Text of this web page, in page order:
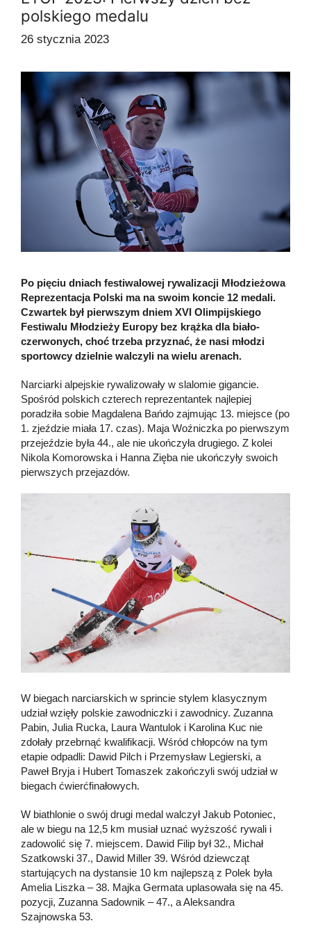
polskiego medalu
26 stycznia 2023
Po pięciu dniach festiwalowej rywalizacji Młodzieżowa
Reprezentacja Polski ma na swoim koncie 12 medali.
Czwartek był pierwszym dniem XVI Olimpijskiego
Festiwalu Młodzieży Europy bez krążka dla biało-
czerwonych, choć trzeba przyznać, że nasi młodzi
sportowcy dzielnie walczyli na wielu arenach.
Narciarki alpejskie rywalizowały w slalomie gigancie.
Spośród polskich czterech reprezentantek najlepiej
poradziła sobie Magdalena Bańdo zajmując 13. miejsce (po
1. zjeździe miała 17. czas). Maja Woźniczka po pierwszym
przejeździe była 44., ale nie ukończyła drugiego. Z kolei
Nikola Komorowska i Hanna Zięba nie ukończyły swoich
pierwszych przejazdów.
W biegach narciarskich w sprincie stylem klasycznym
udział wzięły polskie zawodniczki i zawodnicy. Zuzanna
Pabin, Julia Rucka, Laura Wantulok i Karolina Kuc nie
zdołały przebrnąć kwalifikacji. Wśród chłopców na tym
etapie odpadli: Dawid Pilch i Przemysław Legierski, a
Paweł Bryja i Hubert Tomaszek zakończyli swój udział w
biegach ćwierćfinałowych.
W biathlonie o swój drugi medal walczył Jakub Potoniec,
ale w biegu na 12,5 km musiał uznać wyższość rywali i
zadowolić się 7. miejscem. Dawid Filip był 32., Michał
Szatkowski 37., Dawid Miller 39. Wśród dziewcząt
startujących na dystansie 10 km najlepszą z Polek była
Amelia Liszka – 38. Majka Germata uplasowała się na 45.
pozycji, Zuzanna Sadownik – 47., a Aleksandra
Szajnowska 53.